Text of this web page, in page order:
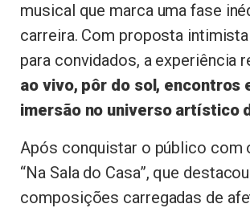
musical que marca uma fase
carreira. Com proposta
para convidados, a experiência
ao vivo, pôr do sol, encontros
imersão no universo artístico
Após conquistar o público com
“Na Sala do Casa”, que destacou
composições carregadas de